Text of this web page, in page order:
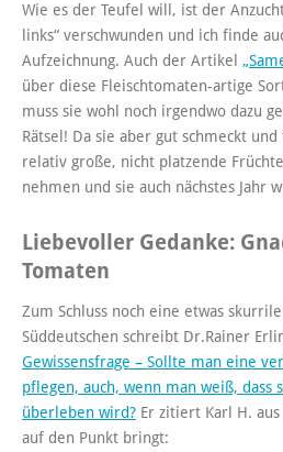
Wie es der Teufel will, ist der
links“ verschwunden und ich finde
Aufzeichnung. Auch der Artikel
über diese Fleischtomaten-artige
muss sie wohl noch irgendwo dazu
Rätsel! Da sie aber gut schmeckt
relativ große, nicht platzende
nehmen und sie auch nächstes Jahr
Liebevoller Gedanke:
Tomaten
Zum Schluss noch eine etwas
Süddeutschen schreibt Dr.Rainer
Gewissensfrage – Sollte man eine
pflegen, auch, wenn man weiß, dass
überleben wird? Er zitiert Karl H.
auf den Punkt bringt: